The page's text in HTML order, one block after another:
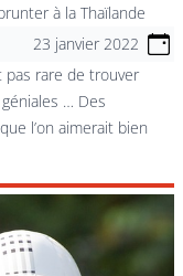
à la Thaïlande
23 janvier 2022
pas rare de trouver
… Des
l’on aimerait bien